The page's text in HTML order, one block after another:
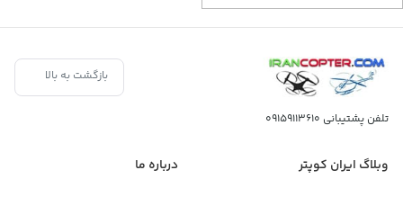
بازگشت به بالا
تلفن پشتیبانی 09159113610
وبلاگ ایران کوپتر درباره ما